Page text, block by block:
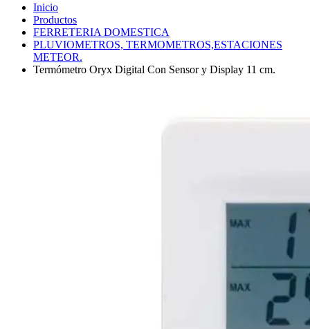
Inicio
Productos
FERRETERIA DOMESTICA
PLUVIOMETROS, TERMOMETROS,ESTACIONES
METEOR.
Termómetro Oryx Digital Con Sensor y Display 11 cm.